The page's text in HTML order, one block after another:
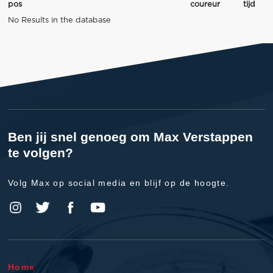
pos coureur
tijd
No Results in the database
Ben jij snel genoeg om Max Verstappen
te volgen?
Volg Max op social media en blijf op de hoogte.
Home